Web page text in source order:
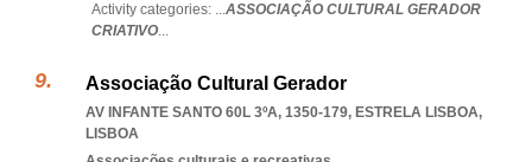
Activity categories: ...ASSOCIAÇÃO CULTURAL GERADOR
CRIATIVO...
Associação Cultural Gerador
AV INFANTE SANTO 60L 3ºA, 1350-179, ESTRELA LISBOA,
LISBOA